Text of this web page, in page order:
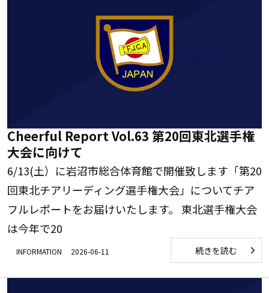
Cheerful Report Vol.63 第20回東北選手権
大会に向けて
6/13(土）に岩沼市総合体育館で開催致します「第20
回東北チアリーディング選手権大会」についてチア
フルレポートをお届けいたします。 東北選手権大会
は今年で20
INFORMATION 2026-06-11 続きを読む